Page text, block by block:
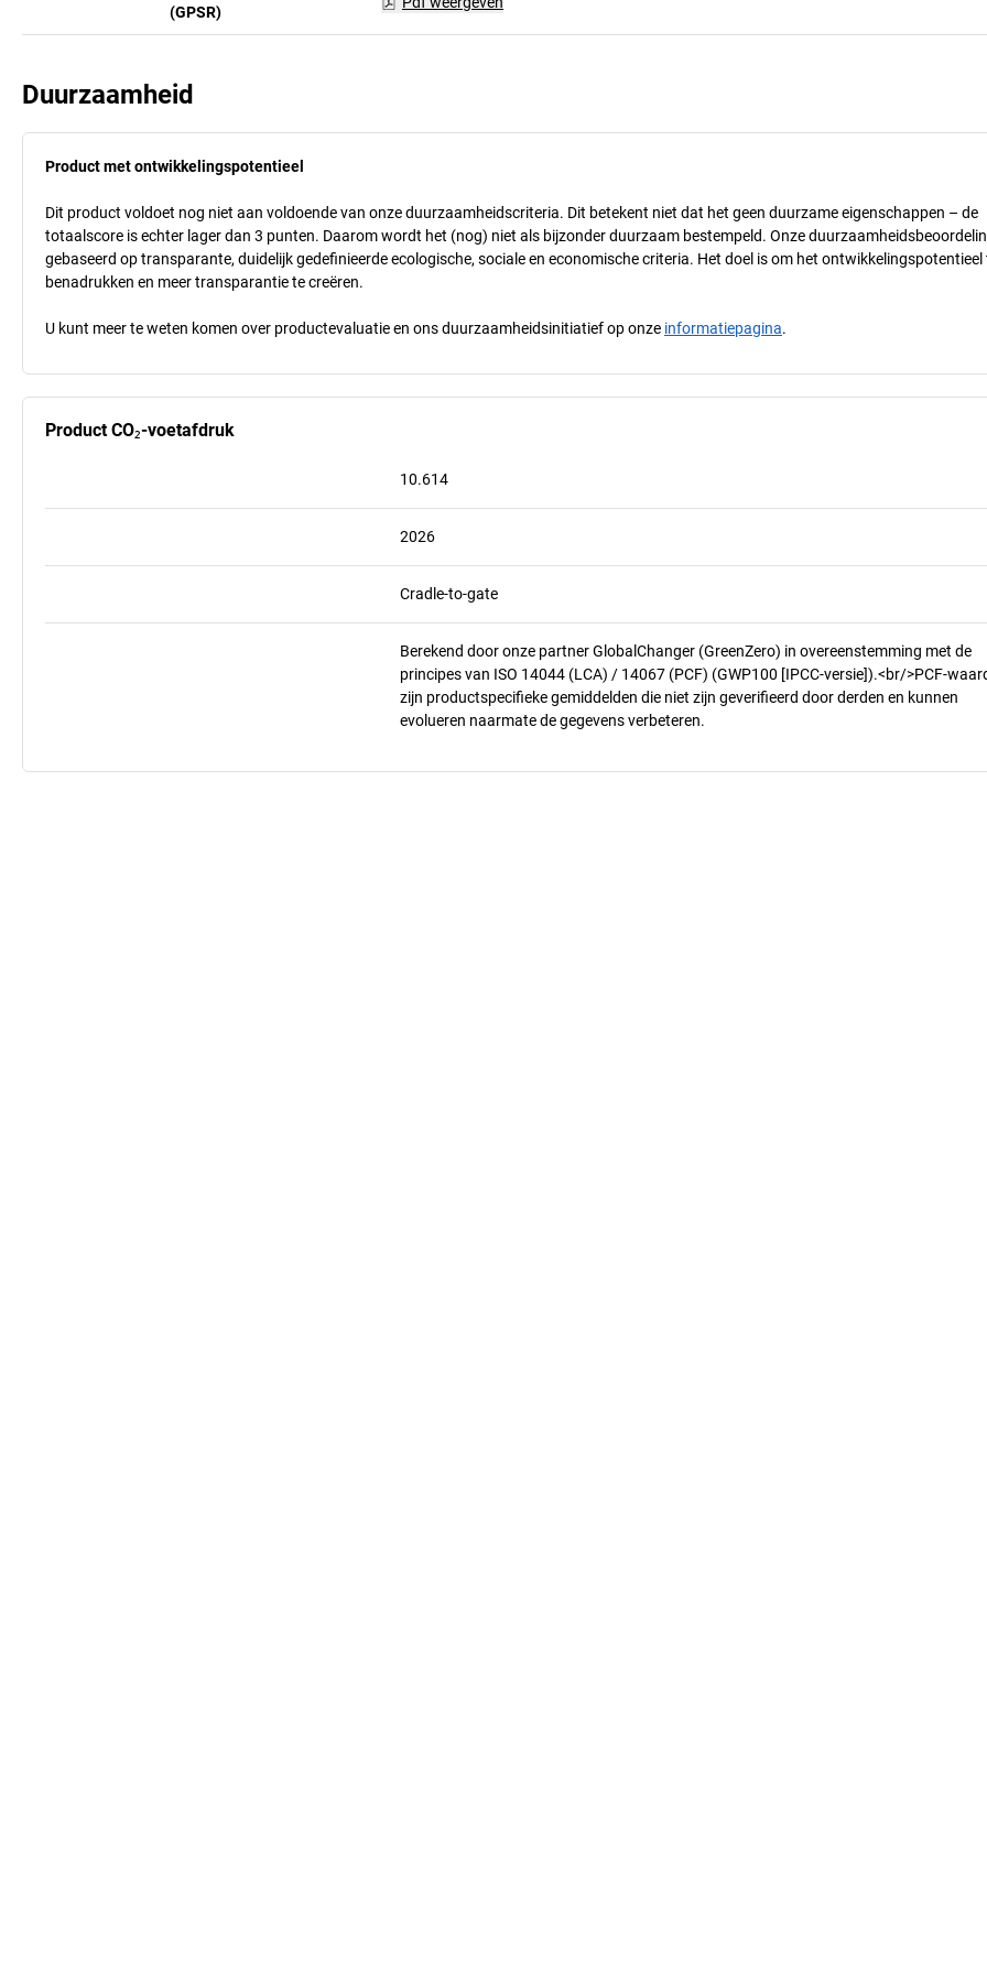
(GPSR)
Duurzaamheid
Product met ontwikkelingspotentieel
Dit product voldoet nog niet aan voldoende van onze duurzaamheidscriteria. Dit betekent niet dat het geen duurzame eigenschappen – de
totaalscore is echter lager dan 3 punten. Daarom wordt het (nog) niet als bijzonder duurzaam bestempeld. Onze
gebaseerd op transparante, duidelijk gedefinieerde ecologische, sociale en economische criteria. Het doel is om het ontwikkelingspotentieel
benadrukken en meer transparantie te creëren.
U kunt meer te weten komen over productevaluatie en ons duurzaamheidsinitiatief op onze informatiepagina.
Product CO₂-voetafdruk
10.614
2026
Cradle-to-gate
Berekend door onze partner GlobalChanger (GreenZero) in overeenstemming met de
principes van ISO 14044 (LCA) / 14067 (PCF) (GWP100 [IPCC-versie]).<br/>PCF-
zijn productspecifieke gemiddelden die niet zijn geverifieerd door derden en kunnen
evolueren naarmate de gegevens verbeteren.